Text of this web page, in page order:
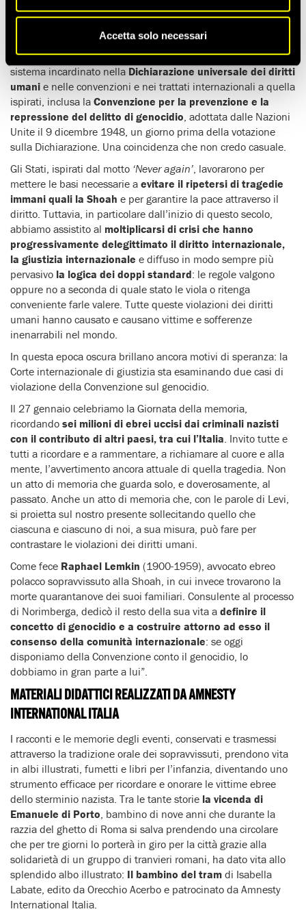
Accetta solo necessari
“‘È avvenuto, quindi può accadere di nuovo’. Per decenni,
coscienze, a lungo fiduciose nel sistema di protezione
costruito poco alla volta dopo la Seconda guerra mondiale. Un
sistema incardinato nella Dichiarazione universale dei diritti
umani e nelle convenzioni e nei trattati internazionali a quella
ispirati, inclusa la Convenzione per la prevenzione e la
repressione del delitto di genocidio , adottata dalle Nazioni
Unite il 9 dicembre 1948, un giorno prima della votazione
sulla Dichiarazione. Una coincidenza che non credo casuale.
Gli Stati, ispirati dal motto ‘Never again’ , lavorarono per
mettere le basi necessarie a evitare il ripetersi di tragedie
immani quali la Shoah e per garantire la pace attraverso il
diritto. Tuttavia, in particolare dall’inizio di questo secolo,
abbiamo assistito al moltiplicarsi di crisi che hanno
progressivamente delegittimato il diritto internazionale,
la giustizia internazionale e diffuso in modo sempre più
pervasivo la logica dei doppi standard: le regole valgono
oppure no a seconda di quale stato le viola o ritenga
conveniente farle valere. Tutte queste violazioni dei diritti
umani hanno causato e causano vittime e sofferenze
inenarrabili nel mondo.
In questa epoca oscura brillano ancora motivi di speranza: la
Corte internazionale di giustizia sta esaminando due casi di
violazione della Convenzione sul genocidio.
Il 27 gennaio celebriamo la Giornata della memoria,
ricordando sei milioni di ebrei uccisi dai criminali nazisti
con il contributo di altri paesi, tra cui l’Italia . Invito tutte e
tutti a ricordare e a rammentare, a richiamare al cuore e alla
mente, l’avvertimento ancora attuale di quella tragedia. Non
un atto di memoria che guarda solo, e doverosamente, al
passato. Anche un atto di memoria che, con le parole di Levi,
si proietta sul nostro presente sollecitando quello che
ciascuna e ciascuno di noi, a sua misura, può fare per
contrastare le violazioni dei diritti umani.
Come fece Raphael Lemkin (1900-1959), avvocato ebreo
polacco sopravvissuto alla Shoah, in cui invece trovarono la
morte quarantanove dei suoi familiari. Consulente al processo
di Norimberga, dedicò il resto della sua vita a definire il
concetto di genocidio e a costruire attorno ad esso il
consenso della comunità internazionale: se oggi
disponiamo della Convenzione conto il genocidio, lo
dobbiamo in gran parte a lui”.
MATERIALI DIDATTICI REALIZZATI DA AMNESTY
INTERNATIONAL ITALIA
I racconti e le memorie degli eventi, conservati e trasmessi
attraverso la tradizione orale dei sopravvissuti, prendono vita
in albi illustrati, fumetti e libri per l’infanzia, diventando uno
strumento efficace per ricordare e onorare le vittime ebree
dello sterminio nazista. Tra le tante storie la vicenda di
Emanuele di Porto , bambino di nove anni che durante la
razzia del ghetto di Roma si salva prendendo una circolare
che per tre giorni lo porterà in giro per la città grazie alla
solidarietà di un gruppo di tranvieri romani, ha dato vita allo
splendido albo illustrato: Il bambino del tram di Isabella
Labate, edito da Orecchio Acerbo e patrocinato da Amnesty
International Italia.